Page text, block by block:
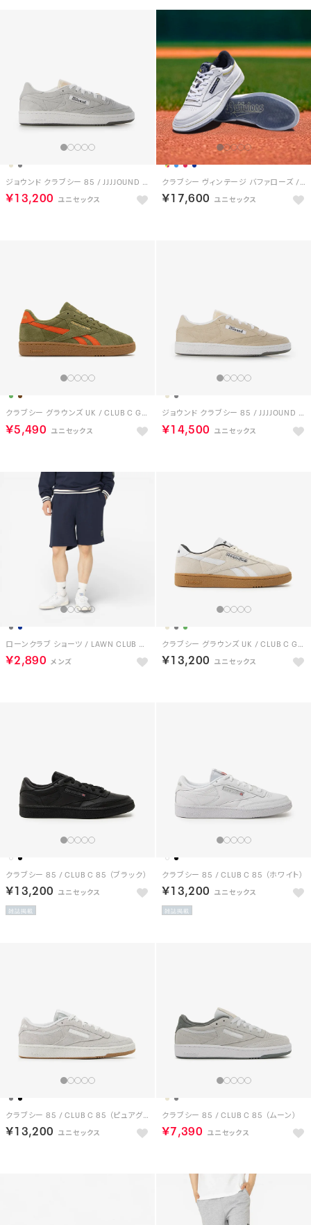
ジョウンド クラブシー 85 / JJJJOUND CLUB C 85 （コールドグレー）
￥13,200
クラブシー ヴィンテージ バファローズ / CLUB C 85 VINTAGE BUFFALOES
￥17,600
クラブシー グラウンズ UK / CLUB C GROUNDS UK （ディープオリーブ）
￥5,490
ジョウンド クラブシー 85 / JJJJOUND CLUB C 85 （コーク）
￥14,500
ローンクラブ ショーツ / LAWN CLUB SHORT （ネイビー）
￥2,890
クラブシー グラウンズ UK / CLUB C GROUNDS UK （アラバスター）
￥13,200
クラブシー 85 / CLUB C 85 （ブラック）
￥13,200
雑誌掲載
クラブシー 85 / CLUB C 85 （ホワイト）
￥13,200
雑誌掲載
クラブシー 85 / CLUB C 85 （ピュアグレー）
￥13,200
クラブシー 85 / CLUB C 85 （ムーン）
￥7,390